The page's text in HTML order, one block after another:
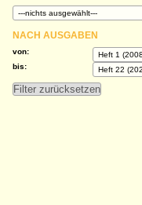
NACH AUSGABEN
von:
bis: